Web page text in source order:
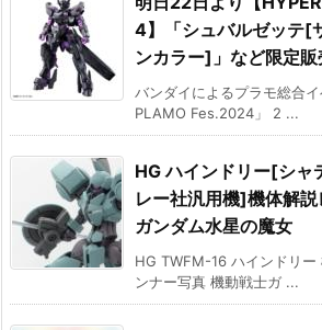
4】「シュバルゼッテ[
ンカラー]」など限定販
バンダイによるプラモ総合
PLAMO Fes.2024」 2 ...
HG ハインドリー[シャ
レー社汎用機]機体解
ガンダム水星の魔女
HG TWFM-16 ハインドリー
ンナー写真 機動戦士ガ ...